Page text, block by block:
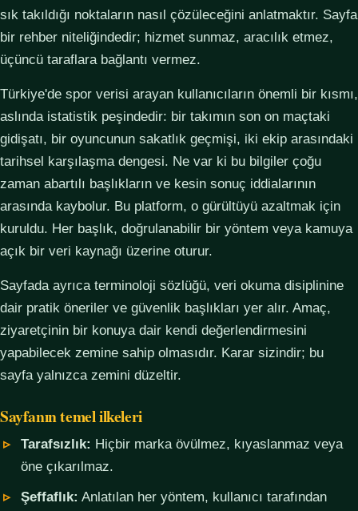
sık takıldığı noktaların nasıl çözüleceğini anlatmaktır. Sayfa
bir rehber niteliğindedir; hizmet sunmaz, aracılık etmez,
üçüncü taraflara bağlantı vermez.
Türkiye'de spor verisi arayan kullanıcıların önemli bir kısmı,
aslında istatistik peşindedir: bir takımın son on maçtaki
gidişatı, bir oyuncunun sakatlık geçmişi, iki ekip arasındaki
tarihsel karşılaşma dengesi. Ne var ki bu bilgiler çoğu
zaman abartılı başlıkların ve kesin sonuç iddialarının
arasında kaybolur. Bu platform, o gürültüyü azaltmak için
kuruldu. Her başlık, doğrulanabilir bir yöntem veya kamuya
açık bir veri kaynağı üzerine oturur.
Sayfada ayrıca terminoloji sözlüğü, veri okuma disiplinine
dair pratik öneriler ve güvenlik başlıkları yer alır. Amaç,
ziyaretçinin bir konuya dair kendi değerlendirmesini
yapabilecek zemine sahip olmasıdır. Karar sizindir; bu
sayfa yalnızca zemini düzeltir.
Sayfanın temel ilkeleri
Tarafsızlık: Hiçbir marka övülmez, kıyaslanmaz veya
öne çıkarılmaz.
Şeffaflık: Anlatılan her yöntem, kullanıcı tarafından